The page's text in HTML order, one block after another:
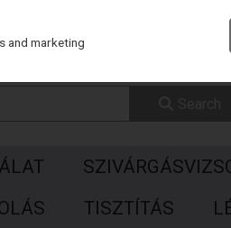
TISZTÍTÁS
and marketing